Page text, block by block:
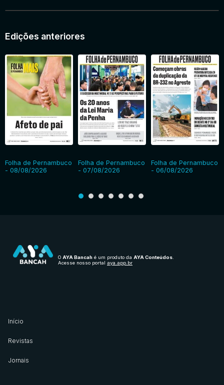
Edições anteriores
Folha de Pernambuco
- 08/08/2026
Folha de Pernambuco
- 07/08/2026
Folha de Pernambuco
- 06/08/2026
O AYA Bancah é um produto da AYA Conteúdos
Acesse nosso portal aya.app.br
Início
Revistas
Jornais